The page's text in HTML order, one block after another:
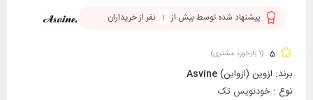
پیشنهاد شده توسط بیش از 1 نفر از خریداران
5
(
1 بازخورد مشتری)
برند: ازوین (ازواین)Asvine
نوع : خودنویس تک